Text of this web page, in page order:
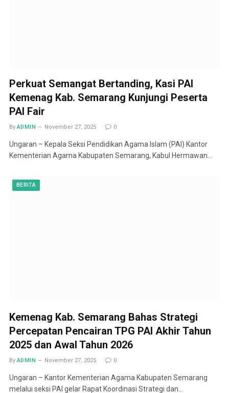
Perkuat Semangat Bertanding, Kasi PAI
Kemenag Kab. Semarang Kunjungi Peserta
PAI Fair
By ADMIN November 27, 2025 0
Ungaran – Kepala Seksi Pendidikan Agama Islam (PAI) Kantor
Kementerian Agama Kabupaten Semarang, Kabul Hermawan…
BERITA
Kemenag Kab. Semarang Bahas Strategi
Percepatan Pencairan TPG PAI Akhir Tahun
2025 dan Awal Tahun 2026
By ADMIN November 27, 2025 0
Ungaran – Kantor Kementerian Agama Kabupaten Semarang
melalui seksi PAI gelar Rapat Koordinasi Strategi dan…